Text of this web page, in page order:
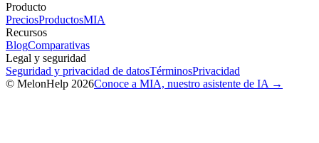
Producto
PreciosProductosMIA
Recursos
BlogComparativas
Legal y seguridad
Seguridad y privacidad de datosTérminosPrivacidad
© MelonHelp 2026Conoce a MIA, nuestro asistente de IA →